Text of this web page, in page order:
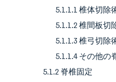
5.1.1.1 椎体切除
5.1.1.2 椎間板切
5.1.1.3 椎弓切除
5.1.1.4 その他の
5.1.2 脊椎固定